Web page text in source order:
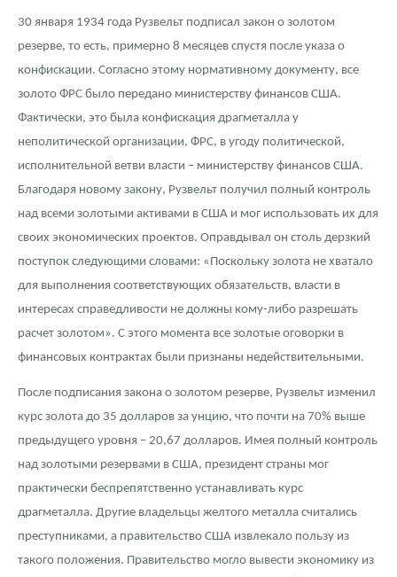
Наборы подарочных и коллекционных монет
Книги по нумизматике
30 января 1934 года Рузвельт подписал закон о золотом
резерве, то есть, примерно 8 месяцев спустя после указа о
конфискации. Согласно этому нормативному документу, все
золото ФРС было передано министерству финансов США.
Фактически, это была конфискация драгметалла у
неполитической организации, ФРС, в угоду политической,
исполнительной ветви власти – министерству финансов США.
Благодаря новому закону, Рузвельт получил полный контроль
над всеми золотыми активами в США и мог использовать их для
своих экономических проектов. Оправдывал он столь дерзкий
поступок следующими словами: «Поскольку золота не хватало
для выполнения соответствующих обязательств, власти в
интересах справедливости не должны кому-либо разрешать
расчет золотом». С этого момента все золотые оговорки в
финансовых контрактах были признаны недействительными.
После подписания закона о золотом резерве, Рузвельт изменил
курс золота до 35 долларов за унцию, что почти на 70% выше
предыдущего уровня – 20,67 долларов. Имея полный контроль
над золотыми резервами в США, президент страны мог
практически беспрепятственно устанавливать курс
драгметалла. Другие владельцы желтого металла считались
преступниками, а правительство США извлекало пользу из
такого положения. Правительство могло вывести экономику из